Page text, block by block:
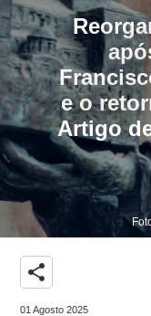
e o
Artigo
share
01 Agosto 2025